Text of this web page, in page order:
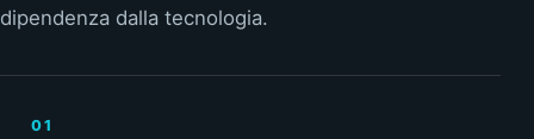
dipendenza dalla tecnologia.